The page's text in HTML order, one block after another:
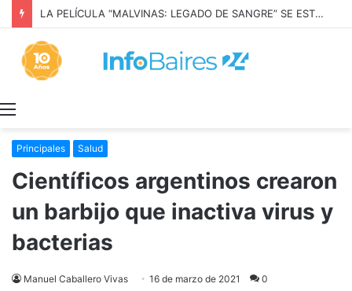
LA PELÍCULA “MALVINAS: LEGADO DE SANGRE” SE ESTRENARÁ EN PRIME VIDEO
Principales Salud
Científicos argentinos crearon
un barbijo que inactiva virus y
bacterias
Manuel Caballero Vivas 16 de marzo de 2021 0